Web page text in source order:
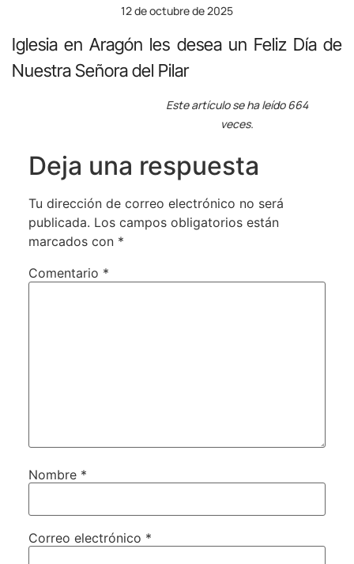
12 de octubre de 2025
Iglesia en Aragón les desea un Feliz Día de
Nuestra Señora del Pilar
Este artículo se ha leído 664
veces.
Deja una respuesta
Tu dirección de correo electrónico no será
publicada. Los campos obligatorios están
marcados con *
Comentario *
Nombre *
Correo electrónico *